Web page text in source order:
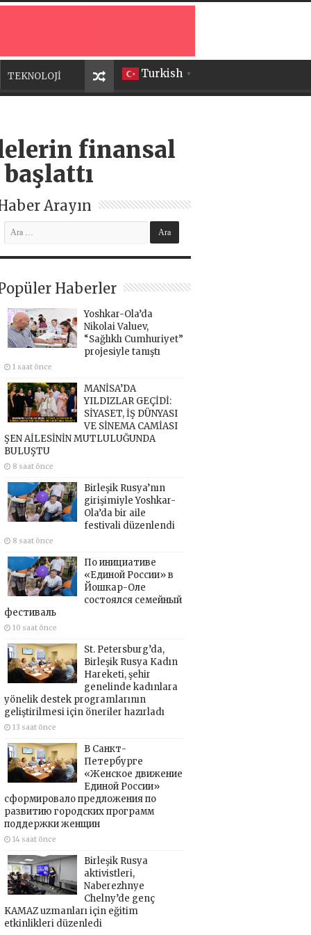
Turkish ▼
TEKNOLOJİ
finansal
Arayın
Haberler
Yoshkar-Ola’da
Nikolai Valuev,
“Sağlıklı Cumhuriyet”
projesiyle tanıştı
1 saat önce
MANİSA’DA
YILDIZLAR GEÇİDİ:
SİYASET, İŞ DÜNYASI
VE SİNEMA CAMİASI
ŞEN AİLESİNİN MUTLULUĞUNDA
BULUŞTU
8 saat önce
Birleşik Rusya’nın
girişimiyle Yoshkar-
Ola’da bir aile
festivali düzenlendi
8 saat önce
По инициативе
«Единой России» в
Йошкар-Оле
состоялся семейный
фестиваль
10 saat önce
St. Petersburg’da,
Birleşik Rusya Kadın
Hareketi, şehir
genelinde kadınlara
yönelik destek programlarının
geliştirilmesi için öneriler hazırladı
13 saat önce
В Санкт-
Петербурге
«Женское движение
Единой России»
сформировало предложения по
развитию городских программ
поддержки женщин
14 saat önce
Birleşik Rusya
aktivistleri,
Naberezhnye
Chelny’de genç
KAMAZ uzmanları için eğitim
etkinlikleri düzenledi